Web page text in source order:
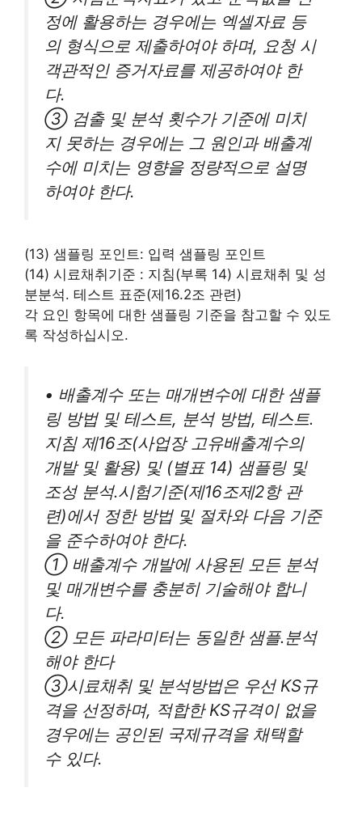
정에 활용하는 경우에는 엑셀자료 등
의 형식으로 제출하여야 하며, 요청 시
객관적인 증거자료를 제공하여야 한
다.
③ 검출 및 분석 횟수가 기준에 미치
지 못하는 경우에는 그 원인과 배출계
수에 미치는 영향을 정량적으로 설명
하여야 한다.
(13) 샘플링 포인트: 입력 샘플링 포인트
(14) 시료채취기준 : 지침(부록 14) 시료채취 및 성
분분석․ 테스트 표준(제16.2조 관련)
각 요인 항목에 대한 샘플링 기준을 참고할 수 있도
록 작성하십시오.
• 배출계수 또는 매개변수에 대한 샘플
링 방법 및 테스트, 분석 방법, 테스트․
지침 제16조(사업장 고유배출계수의
개발 및 활용) 및 (별표 14) 샘플링 및
조성 분석․시험기준(제16조제2항 관
련)에서 정한 방법 및 절차와 다음 기준
을 준수하여야 한다.
① 배출계수 개발에 사용된 모든 분석
및 매개변수를 충분히 기술해야 합니
다.
② 모든 파라미터는 동일한 샘플․분석
해야 한다
③시료채취 및 분석방법은 우선 KS규
격을 선정하며, 적합한 KS규격이 없을
경우에는 공인된 국제규격을 채택할
수 있다.